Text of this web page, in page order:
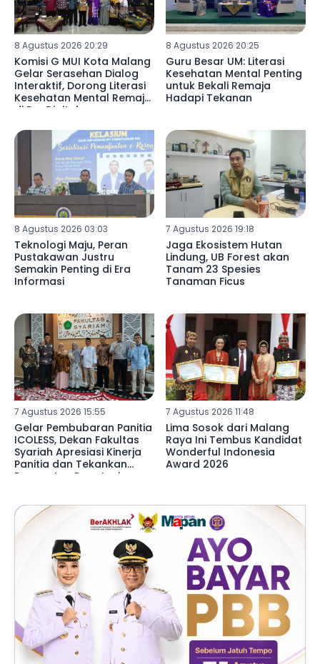
8 Agustus 2026 20:29
Komisi G MUI Kota Malang
Gelar Serasehan Dialog
Interaktif, Dorong Literasi
Kesehatan Mental Remaja
di Era Digital
8 Agustus 2026 20:25
Guru Besar UM: Literasi
Kesehatan Mental Penting
untuk Bekali Remaja
Hadapi Tekanan
8 Agustus 2026 03:03
Teknologi Maju, Peran
Pustakawan Justru
Semakin Penting di Era
Informasi
7 Agustus 2026 19:18
Jaga Ekosistem Hutan
Lindung, UB Forest akan
Tanam 23 Spesies
Tanaman Ficus
7 Agustus 2026 15:55
Gelar Pembubaran Panitia
ICOLESS, Dekan Fakultas
Syariah Apresiasi Kinerja
Panitia dan Tekankan
Penguatan Reputasi
7 Agustus 2026 11:48
Lima Sosok dari Malang
Raya Ini Tembus Kandidat
Wonderful Indonesia
Award 2026